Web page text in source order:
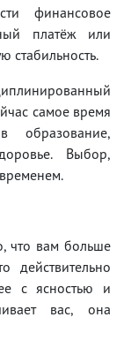
финансовое
платёж или
стабильность.
самое время
Выбор,
что вам больше
действительно
с ясностью и
вас, она